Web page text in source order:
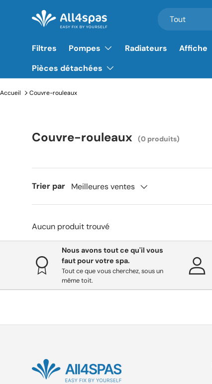
Aller au contenu Tout
Filtres Pompes Radiateurs Affiche
Pièces détachées
Accueil Couvre-rouleaux
Couvre-rouleaux (0 produits)
Trier par Meilleures ventes
Aucun produit trouvé
Nous avons tout ce qu'il vous
faut pour votre spa.
Tout ce que vous cherchez, sous un
même toit.